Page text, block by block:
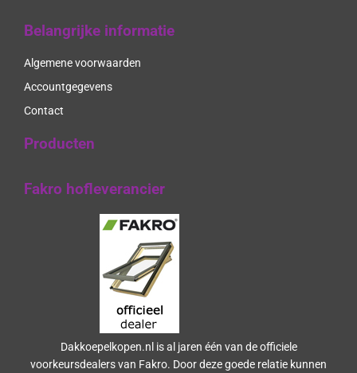
Belangrijke informatie
Algemene voorwaarden
Accountgegevens
Contact
Producten
Fakro hofleverancier
Dakkoepelkopen.nl is al jaren één van de officiele
voorkeursdealers van Fakro. Door deze goede relatie kunnen